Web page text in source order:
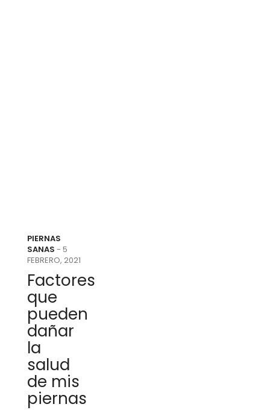
PIERNAS
SANAS - 5
FEBRERO, 2021
Factores
que
pueden
dañar
la
salud
de mis
piernas